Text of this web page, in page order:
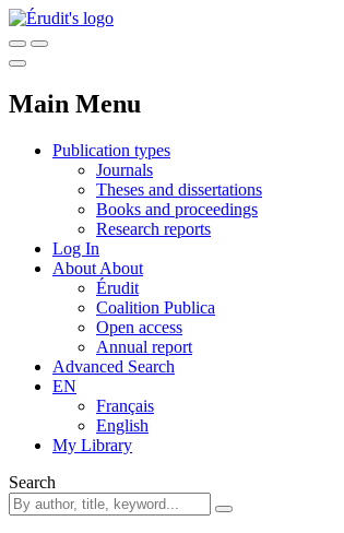
Main Menu
Publication types
Journals
Theses and dissertations
Books and proceedings
Research reports
Log In
About About
Érudit
Coalition Publica
Open access
Annual report
Advanced Search
EN
Français
English
My Library
Search